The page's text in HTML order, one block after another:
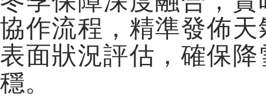
協作流程，精準發佈
表面狀況評估，確保
穩。